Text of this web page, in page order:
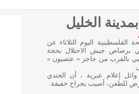
الخليل
الفلسطينية اليوم الثلاثاء عن
برصاص جيش الاحتلال بحجة
بالقرب من حاجز « عتصيون »
إعلام عبرية ، أن الجندي
للطعن، أصيب بجراح خفيفة.